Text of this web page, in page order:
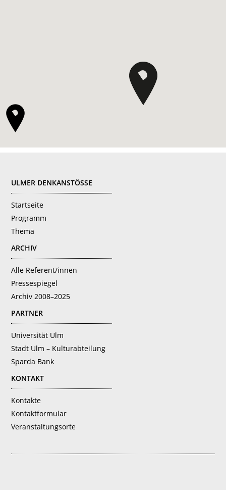
ULMER DENKANSTÖSSE
Startseite
Programm
Thema
ARCHIV
Alle Referent/innen
Pressespiegel
Archiv 2008–2025
PARTNER
Universität Ulm
Stadt Ulm – Kulturabteilung
Sparda Bank
KONTAKT
Kontakte
Kontaktformular
Veranstaltungsorte